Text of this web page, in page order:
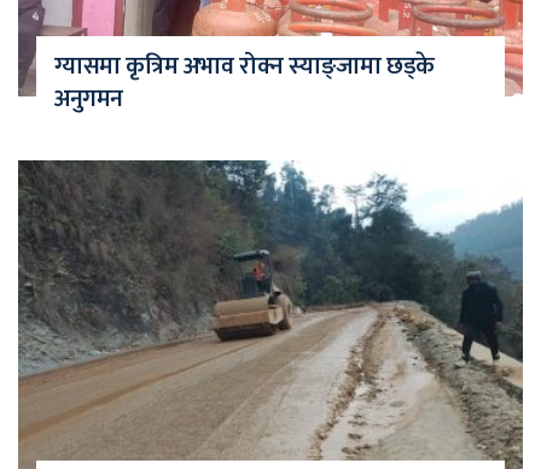
ग्यासमा कृत्रिम अभाव रोक्न स्याङ्जामा छड्के
अनुगमन